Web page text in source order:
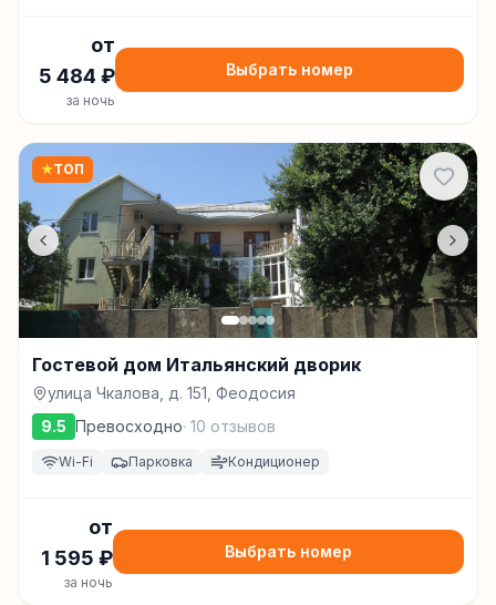
от
5 484 ₽
за ночь
Выбрать номер
★ТОП
Гостевой дом Итальянский дворик
улица Чкалова, д. 151, Феодосия
9.5 Превосходно· 10 отзывов
Wi-Fi Парковка Кондиционер
от
1 595 ₽
за ночь
Выбрать номер